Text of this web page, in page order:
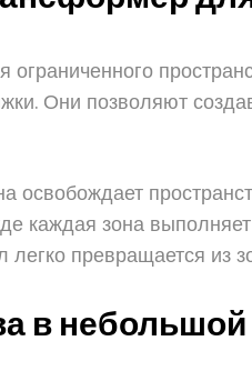
Они позволяют
освобождает
каждая зона
превращается из
в небольшой